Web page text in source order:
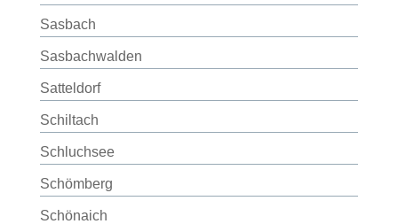
Sasbach
Sasbachwalden
Satteldorf
Schiltach
Schluchsee
Schömberg
Schönaich